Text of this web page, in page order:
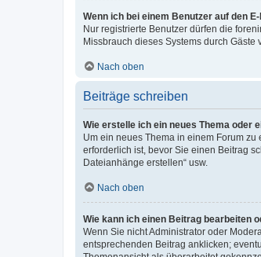
Wenn ich bei einem Benutzer auf den
Nur registrierte Benutzer dürfen die
Missbrauch dieses Systems durch Gäste
Nach oben
Beiträge schreiben
Wie erstelle ich ein neues Thema oder
Um ein neues Thema in einem Forum zu
erforderlich ist, bevor Sie einen Beitrag
Dateianhänge erstellen“ usw.
Nach oben
Wie kann ich einen Beitrag bearbeiten
Wenn Sie nicht Administrator oder
entsprechenden Beitrag anklicken;